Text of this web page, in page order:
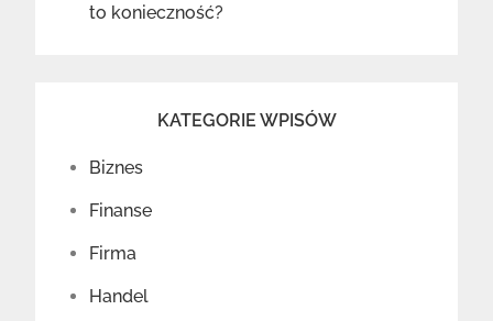
to konieczność?
KATEGORIE WPISÓW
Biznes
Finanse
Firma
Handel